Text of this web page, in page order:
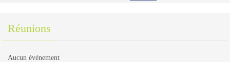
Réunions
Aucun événement